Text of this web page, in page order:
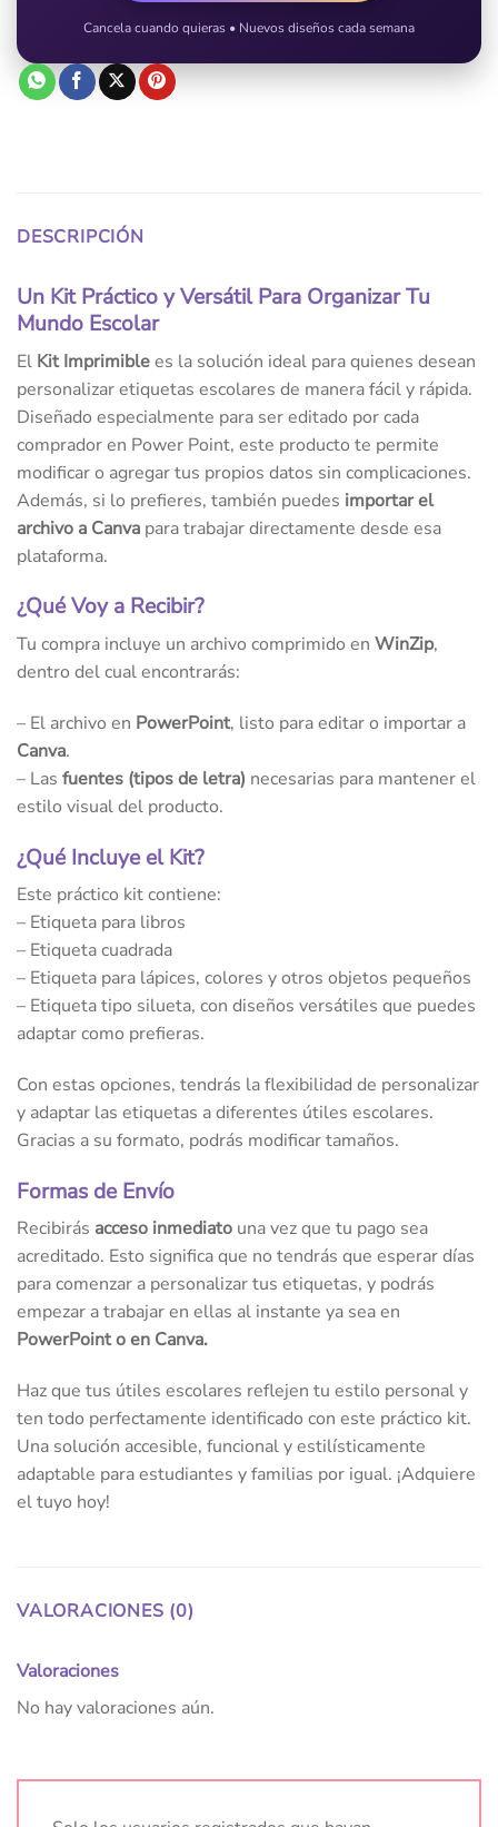
Cancela cuando quieras • Nuevos diseños cada semana
DESCRIPCIÓN
Un Kit Práctico y Versátil Para Organizar Tu
Mundo Escolar
El Kit Imprimiblees la solución ideal para quienes desean
personalizar etiquetas escolares de manera fácil y rápida.
Diseñado especialmente para ser editado por cada
comprador en Power Point, este producto te permite
modificar o agregar tus propios datos sin complicaciones.
Además, si lo prefieres, también puedes importar el
archivo a Canva para trabajar directamente desde esa
plataforma.
¿Qué Voy a Recibir?
Tu compra incluye un archivo comprimido en WinZip,
dentro del cual encontrarás:
– El archivo en PowerPoint, listo para editar o importar a
Canva.
– Las fuentes (tipos de letra) necesarias para mantener el
estilo visual del producto.
¿Qué Incluye el Kit?
Este práctico kit contiene:
– Etiqueta para libros
– Etiqueta cuadrada
– Etiqueta para lápices, colores y otros objetos pequeños
– Etiqueta tipo silueta, con diseños versátiles que puedes
adaptar como prefieras.
Con estas opciones, tendrás la flexibilidad de personalizar
y adaptar las etiquetas a diferentes útiles escolares.
Gracias a su formato, podrás modificar tamaños.
Formas de Envío
Recibirás acceso inmediato una vez que tu pago sea
acreditado. Esto significa que no tendrás que esperar días
para comenzar a personalizar tus etiquetas, y podrás
empezar a trabajar en ellas al instante ya sea en
PowerPoint o en Canva.
Haz que tus útiles escolares reflejen tu estilo personal y
ten todo perfectamente identificado con este práctico kit.
Una solución accesible, funcional y estilísticamente
adaptable para estudiantes y familias por igual. ¡Adquiere
el tuyo hoy!
VALORACIONES (0)
Valoraciones
No hay valoraciones aún.